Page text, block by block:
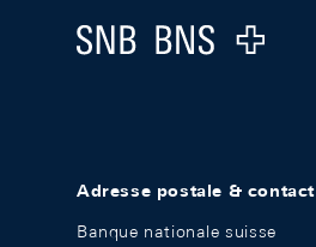
Logo
Adresse postale & contact
Banque nationale suisse